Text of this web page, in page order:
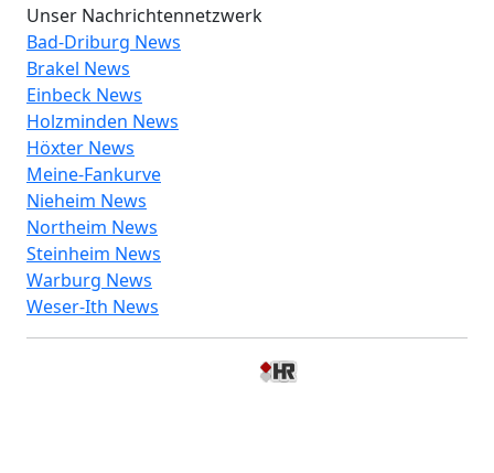
Unser Nachrichtennetzwerk
Bad-Driburg News
Brakel News
Einbeck News
Holzminden News
Höxter News
Meine-Fankurve
Nieheim News
Northeim News
Steinheim News
Warburg News
Weser-Ith News